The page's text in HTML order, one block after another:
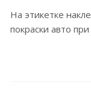
На этикетке
покраски авто